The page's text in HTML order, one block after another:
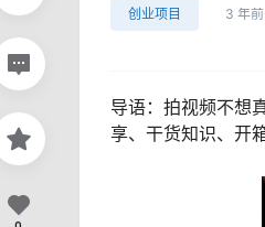
创业项目 3 年前
导语：拍视频不想
享、干货知识、开